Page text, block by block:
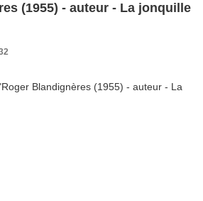
(1955) - auteur - La jonquille